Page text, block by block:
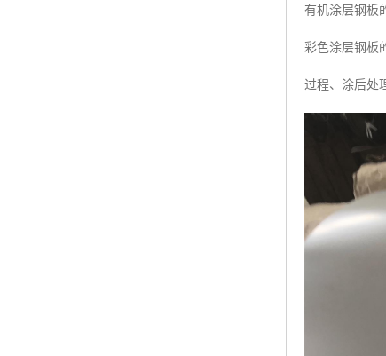
有机涂层钢板
彩色涂层钢板
过程、涂后处